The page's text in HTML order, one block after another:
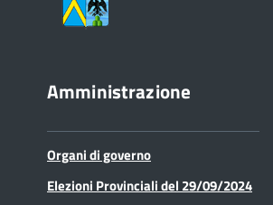
Amministrazione
Organi di governo
Elezioni Provinciali del 29/09/2024